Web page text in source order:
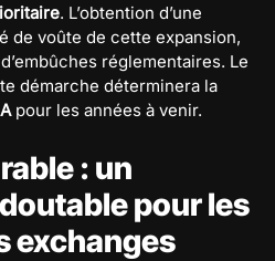
. L’obtention d’une
de voûte de cette expansion,
réglementaires. Le
démarche déterminera la
pour les années à venir.
: un
pour les
exchanges